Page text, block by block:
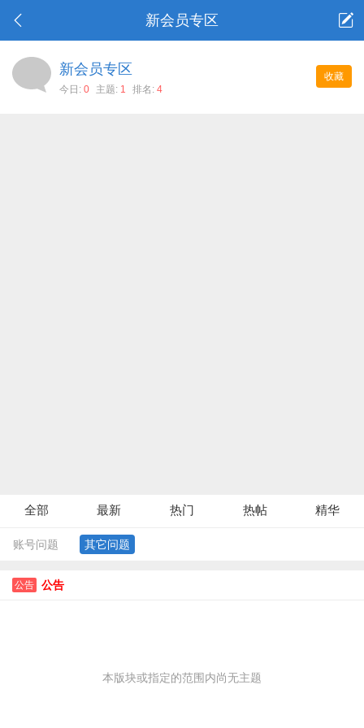
新会员专区
收藏
新会员专区
今日: 0 主题: 1 排名: 4
全部 最新 热门 热帖 精华
账号问题 其它问题
公告 公告
本版块或指定的范围内尚无主题